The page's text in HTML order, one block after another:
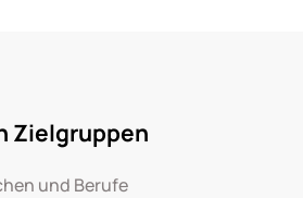
Zielgruppen
und Berufe